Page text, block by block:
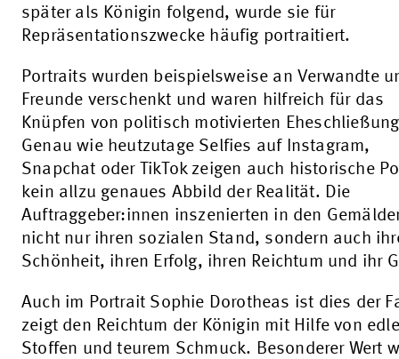
später als Königin folgend, wurde sie für
Repräsentationszwecke häufig portraitiert.
Portraits wurden beispielsweise an Verwandte
Freunde verschenkt und waren hilfreich für das
Knüpfen von politisch motivierten
Genau wie heutzutage Selfies auf Instagram,
Snapchat oder TikTok zeigen auch historische
kein allzu genaues Abbild der Realität. Die
Auftraggeber:innen inszenierten in den
nicht nur ihren sozialen Stand, sondern auch
Schönheit, ihren Erfolg, ihren Reichtum und ihr
Auch im Portrait Sophie Dorotheas ist dies der
zeigt den Reichtum der Königin mit Hilfe von
Stoffen und teurem Schmuck. Besonderer Wert